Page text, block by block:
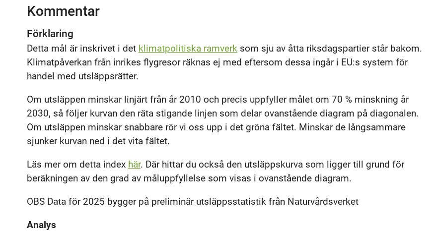
Kommentar
Förklaring
Detta mål är inskrivet i det klimatpolitiska ramverksom sju av åtta riksdagspartier står bakom.
Klimatpåverkan från inrikes flygresor räknas ej med eftersom dessa ingår i EU:s system för
handel med utsläppsrätter.
Om utsläppen minskar linjärt från år 2010 och precis uppfyller målet om 70 % minskning år
2030, så följer kurvan den räta stigande linjen som delar ovanstående diagram på diagonalen.
Om utsläppen minskar snabbare rör vi oss upp i det gröna fältet. Minskar de långsammare
sjunker kurvan ned i det vita fältet.
Läs mer om detta index här. Där hittar du också den utsläppskurva som ligger till grund för
beräkningen av den grad av måluppfyllelse som visas i ovanstående diagram.
OBS Data för 2025 bygger på preliminär utsläppsstatistik från Naturvårdsverket
Analys